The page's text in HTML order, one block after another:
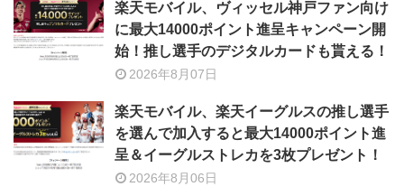
楽天モバイル、ヴィッセル神戸ファン向け
に最大14000ポイント進呈キャンペーン開
始！推し選手のデジタルカードも貰える！
2026年8月07日
楽天モバイル、楽天イーグルスの推し選手
を選んで加入すると最大14000ポイント進
呈＆イーグルストレカを3枚プレゼント！
2026年8月06日